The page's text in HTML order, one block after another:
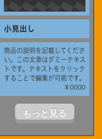
小見出し
商品の説明を記載してくださ
い。この文章はダミーテキス
トです。テキストをクリック
することで編集が可能です。
￥0000
もっと見る